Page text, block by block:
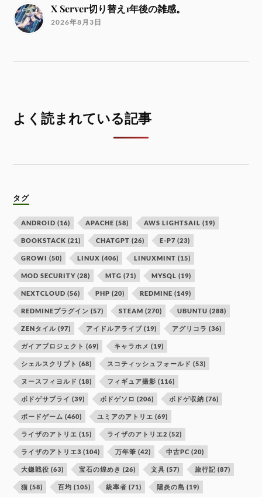
X Server切り替え1年後の雑感。
2026年8月3日
よく読まれている記事
タグ
ANDROID (16) APACHE (58) AWS LIGHTSAIL (19)
BOOKSTACK (21) CHATGPT (26) E-P7 (23)
GROWI (50) LINUX (406) LINUXMINT (15)
MOD SECURITY (28) MTG (71) MYSQL (19)
NEXTCLOUD (56) PHP (20) REDMINE (149)
REDMINEプラグイン (57) STEAM (270) UBUNTU (288)
ZENタイル (97) アイドルアライブ (19) アグリコラ (36)
ガイアプロジェクト (69) キャラホメ (19)
シェルスクリプト (68) スコティッシュフォールド (53)
ヌースフィヨルド (18) フィギュア撮影 (116)
ボドゲサプライ (39) ボドゲソロ (206) ボドゲ収納 (76)
ボードゲーム (460) ユミアのアトリエ (69)
ライザのアトリエ (15) ライザのアトリエ2 (52)
ライザのアトリエ3 (104) 万年筆 (42) 中古PC (20)
大鎌戦役 (63) 宝石の煌めき (26) 文具 (57) 旅行記 (87)
猫 (58) 百均 (105) 統率者 (71) 陽炎の島 (19)